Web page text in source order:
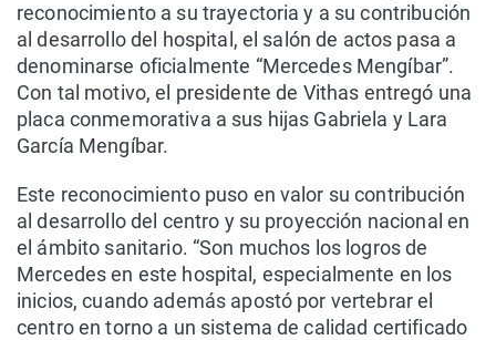
reconocimiento a su trayectoria y a su contribución
al desarrollo del hospital, el salón de actos pasa a
denominarse oficialmente “Mercedes Mengíbar”.
Con tal motivo, el presidente de Vithas entregó una
placa conmemorativa a sus hijas Gabriela y Lara
García Mengíbar.
Este reconocimiento puso en valor su contribución
al desarrollo del centro y su proyección nacional en
el ámbito sanitario. “Son muchos los logros de
Mercedes en este hospital, especialmente en los
inicios, cuando además apostó por vertebrar el
centro en torno a un sistema de calidad certificado